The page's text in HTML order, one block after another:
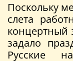
Поскольку
слета
концертный
задало
Русские